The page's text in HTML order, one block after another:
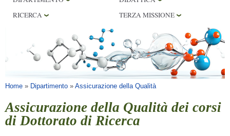
CENTRI DI RICERCA
BIBLIOTECHE
RICERCA
TERZA MISSIONE
Tu sei qui
Home » Dipartimento » Assicurazione della Qualità
Assicurazione della Qualità dei corsi
di Dottorato di Ricerca